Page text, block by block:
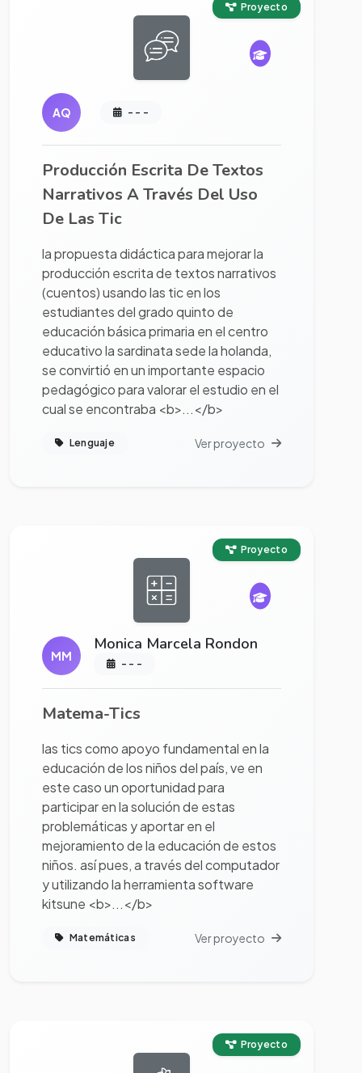
Proyecto
AQ - - -
Producción Escrita De Textos
Narrativos A Través Del Uso
De Las Tic
la propuesta didáctica para mejorar la
producción escrita de textos narrativos
(cuentos) usando las tic en los
estudiantes del grado quinto de
educación básica primaria en el centro
educativo la sardinata sede la holanda,
se convirtió en un importante espacio
pedagógico para valorar el estudio en el
cual se encontraba <b>...</b>
Lenguaje Ver proyecto
Proyecto
MM
Monica Marcela Rondon
- - -
Matema-Tics
las tics como apoyo fundamental en la
educación de los niños del país, ve en
este caso un oportunidad para
participar en la solución de estas
problemáticas y aportar en el
mejoramiento de la educación de estos
niños. así pues, a través del computador
y utilizando la herramienta software
kitsune <b>...</b>
Matemáticas Ver proyecto
Proyecto